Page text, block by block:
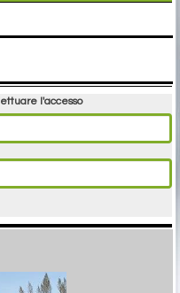
l'accesso